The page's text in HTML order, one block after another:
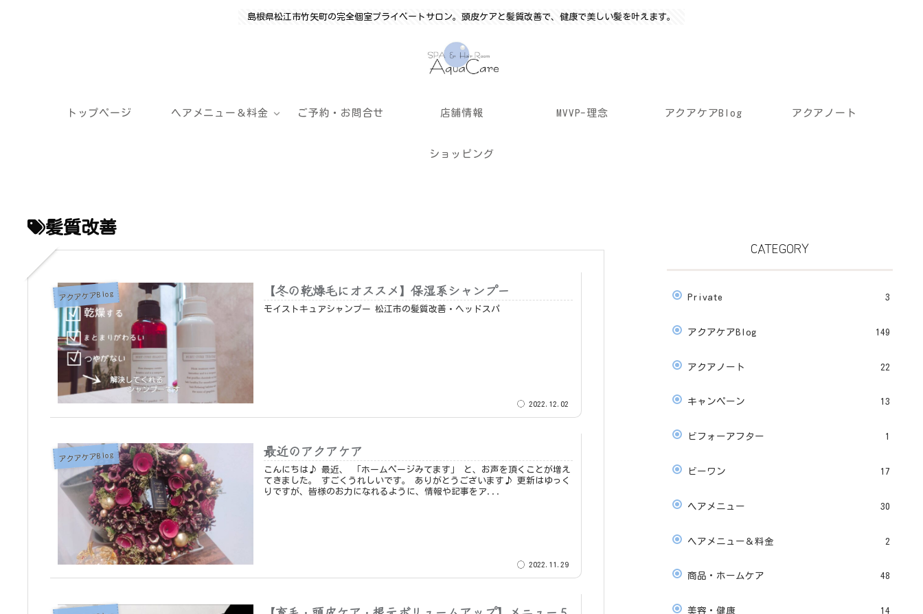
島根県松江市竹矢町の完全個室プライベートサロン。頭皮ケアと髪質改善で、健康で美しい髪を叶えます。
トップページ ヘアメニュー＆料金 ご予約・お問合せ 店舗情報 MVVP-理念 アクアケアBlog アクアノート
ショッピング
髪質改善
アクアケアBlog 【冬の乾燥毛にオススメ】保湿系シャンプー
モイストキュアシャンプー 松江市の髪質改善・ヘッドスパ
2022.12.02
アクアケアBlog 最近のアクアケア
こんにちは♪ 最近、 「ホームページみてます」 と、お声を頂くことが増え
てきました。 すごくうれしいです。 ありがとうございます♪ 更新はゆっく
りですが、皆様のお力になれるように、情報や記事をア...
2022.11.29
CATEGORY
Private 3
アクアケアBlog 149
アクアノート 22
キャンペーン 13
ビフォーアフター 1
ビーワン 17
ヘアメニュー 30
ヘアメニュー＆料金 2
商品・ホームケア 48
美容・健康 14